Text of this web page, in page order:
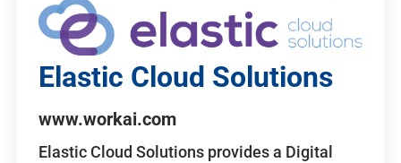
Elastic Cloud Solutions
www.workai.com
Elastic Cloud Solutions provides a Digital